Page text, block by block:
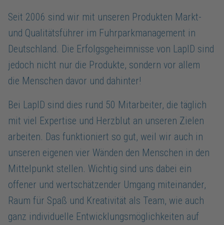
Seit 2006 sind wir mit unseren Produkten Markt-
und Qualitätsführer im Fuhrparkmanagement in
Deutschland. Die Erfolgsgeheimnisse von LapID sind
jedoch nicht nur die Produkte, sondern vor allem
die Menschen davor und dahinter!
Bei LapID sind dies rund 50 Mitarbeiter, die täglich
mit viel Expertise und Herzblut an unseren Zielen
arbeiten. Das funktioniert so gut, weil wir auch in
unseren eigenen vier Wänden den Menschen in den
Mittelpunkt stellen. Wichtig sind uns dabei ein
offener und wertschätzender Umgang miteinander,
Raum für Spaß und Kreativität als Team, wie auch
ganz individuelle Entwicklungsmöglichkeiten auf